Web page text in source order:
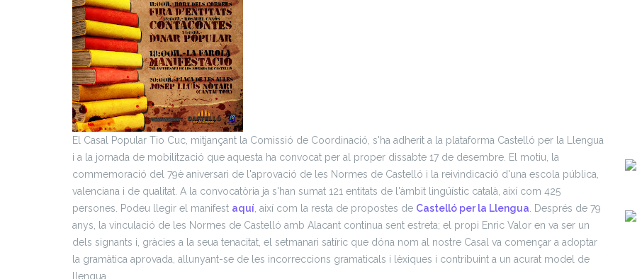
El Casal Popular Tio Cuc, mitjançant la Comissió de Coordinació, s'ha adherit a la plataforma Castelló per la Llengua
i a la jornada de mobilització que aquesta ha convocat per al proper dissabte 17 de desembre. El motiu, la
commemoració del 79è aniversari de l'aprovació de les Normes de Castelló i la reivindicació d'una escola pública,
valenciana i de qualitat. A la convocatòria ja s'han sumat 121 entitats de l'àmbit lingüístic català, així com 425
persones. Podeu llegir el manifest aquí , així com la resta de propostes de Castelló per la Llengua . Després de 79
anys, la vinculació de les Normes de Castelló amb Alacant continua sent estreta; el propi Enric Valor en va ser un
dels signants i, gràcies a la seua tenacitat, el setmanari satíric que dóna nom al nostre Casal va començar a adoptar
la gramàtica aprovada, allunyant-se de les incorreccions gramaticals i lèxiques i contribuint a un acurat model de
llengua.